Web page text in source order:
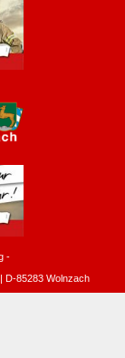
-
D-85283 Wolnzach